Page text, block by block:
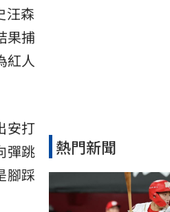
汪森
果捕
紅人
安打
彈跳
腳踩
熱門新聞